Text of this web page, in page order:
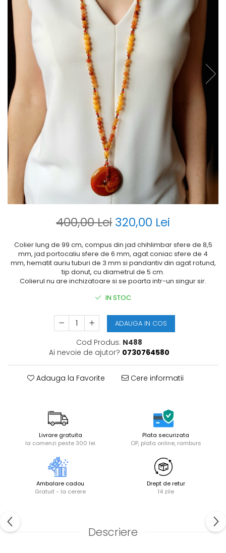
400,00 Lei 320,00 Lei
Colier lung de 99 cm, compus din jad chihlimbar sfere de 8,5
mm, jad portocaliu sfere de 6 mm, agat coniac sfere de 4
mm, hematit auriu tuburi de 3 mm si pandantiv din agat rotund,
tip donut, cu diametrul de 5 cm.
Colierul nu are inchizatoare si se poarta intr-un singur sir.
IN STOC
ADAUGA IN COS
Cod Produs: N488
Ai nevoie de ajutor? 0730764580
Adauga la Favorite Cere informatii
Livrare gratuita
la comenzi peste 300 lei
Plata securizata
OP, plata online, ramburs
Ambalare cadou
Gratuit - la cerere
Drept de retur
14 zile
Descriere